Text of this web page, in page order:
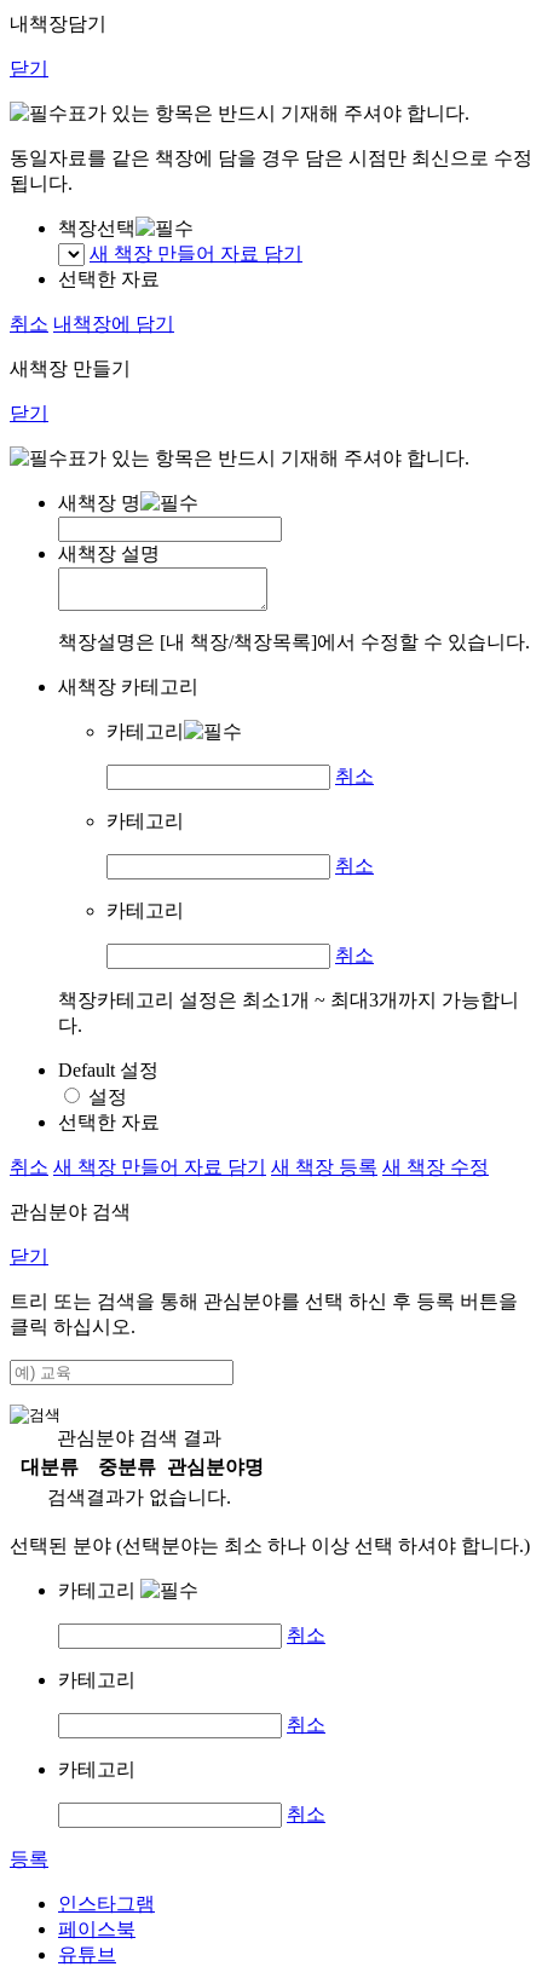
내책장담기
닫기
표가 있는 항목은 반드시 기재해 주셔야 합니다.
동일자료를 같은 책장에 담을 경우 담은 시점만 최신으로 수정
됩니다.
책장선택
새 책장 만들어 자료 담기
선택한 자료
취소 내책장에 담기
새책장 만들기
닫기
표가 있는 항목은 반드시 기재해 주셔야 합니다.
새책장 명
새책장 설명
책장설명은 [내 책장/책장목록]에서 수정할 수 있습니다.
새책장 카테고리
카테고리
취소
카테고리
취소
카테고리
취소
책장카테고리 설정은 최소1개 ~ 최대3개까지 가능합니
다.
Default 설정
설정
선택한 자료
취소 새 책장 만들어 자료 담기 새 책장 등록 새 책장 수정
관심분야 검색
닫기
트리 또는 검색을 통해 관심분야를 선택 하신 후 등록 버튼을
클릭 하십시오.
관심분야 검색 결과
대분류
중분류
관심분야명
검색결과가 없습니다.
선택된 분야 (선택분야는 최소 하나 이상 선택 하셔야 합니다.)
카테고리
취소
카테고리
취소
카테고리
취소
등록
인스타그램
페이스북
유튜브